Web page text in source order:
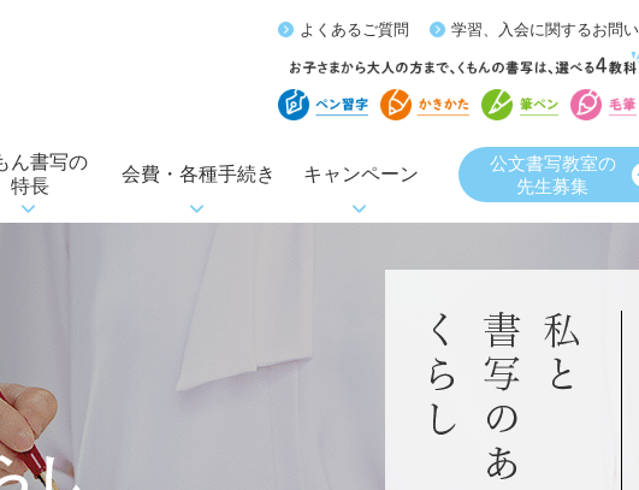
よくあるご質問 学習、入会に関するお問
ん書写の
特長
会費・各種手続き キャンペーン
公文書写教室の
先生募集
し